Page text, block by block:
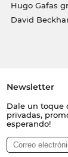
Hugo Gafas
David
Newsletter
Dale un toque
privadas,
esperando!